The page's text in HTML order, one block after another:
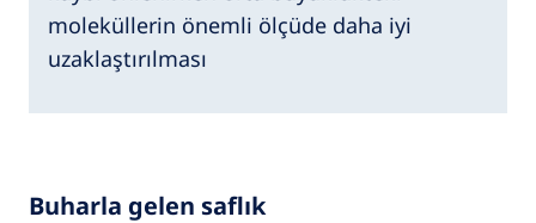
moleküllerin önemli ölçüde daha iyi
uzaklaştırılması
Buharla gelen saflık